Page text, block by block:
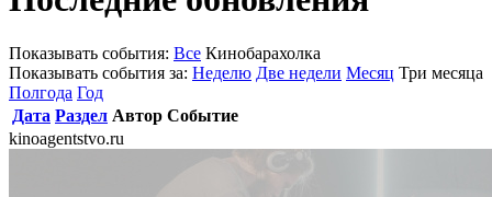
Показывать события: Все Кинобарахолка
Показывать события за: Неделю Две недели Месяц Три месяца
Полгода Год
Дата Раздел Автор Событие
kinoagentstvo.ru